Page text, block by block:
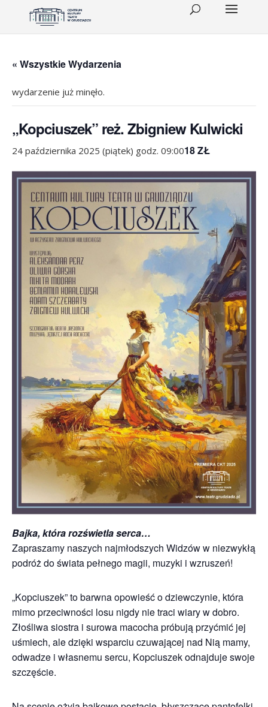
« Wszystkie Wydarzenia
wydarzenie już minęło.
„Kopciuszek” reż. Zbigniew Kulwicki
24 października 2025 (piątek) godz. 09:0018 ZŁ
Bajka, która rozświetla serca…
Zapraszamy naszych najmłodszych Widzów w niezwykłą
podróż do świata pełnego magii, muzyki i wzruszeń!
„Kopciuszek” to barwna opowieść o dziewczynie, która
mimo przeciwności losu nigdy nie traci wiary w dobro.
Złośliwa siostra i surowa macocha próbują przyćmić jej
uśmiech, ale dzięki wsparciu czuwającej nad Nią mamy,
odwadze i własnemu sercu, Kopciuszek odnajduje swoje
szczęście.